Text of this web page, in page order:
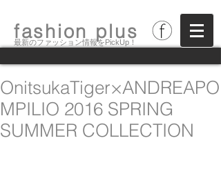
最新のファッション情報をPickUp！
fashion plus
OnitsukaTiger×ANDREAPO
MPILIO 2016 SPRING
SUMMER COLLECTION